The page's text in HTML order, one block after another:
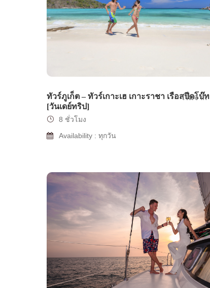
ทัวร์ภูเก็ต – ทัวร์เกาะเฮ เกาะราชา เรือสปีดโบ๊ท
[วันเดย์ทริป]
เริ่มจาก
8 ชั่วโมง
Availability : ทุกวัน